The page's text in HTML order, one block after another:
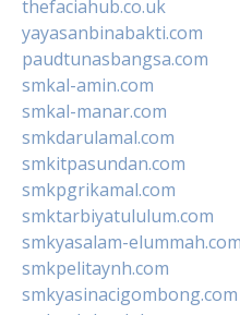
thefaciahub.co.uk
yayasanbinabakti.com
paudtunasbangsa.com
smkal-amin.com
smkal-manar.com
smkdarulamal.com
smkitpasundan.com
smkpgrikamal.com
smktarbiyatululum.com
smkyasalam-elummah.com
smkpelitaynh.com
smkyasinacigombong.com